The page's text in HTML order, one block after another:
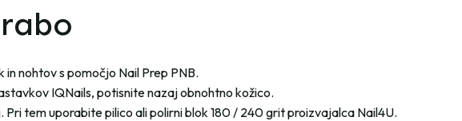
nohtov s pomočjo Nail Prep PNB.
IQNails, potisnite nazaj obnohtno kožico.
tem uporabite pilico ali polirni blok 180 / 240 grit proizvajalca Nail4U.